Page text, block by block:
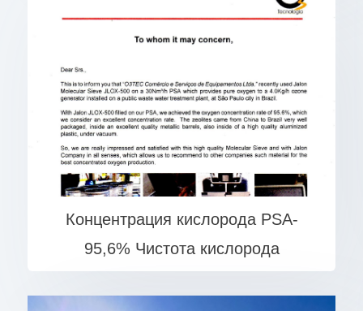
Концентрация кислорода PSA-
95,6% Чистота кислорода